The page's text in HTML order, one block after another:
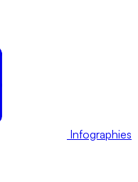
Infographies